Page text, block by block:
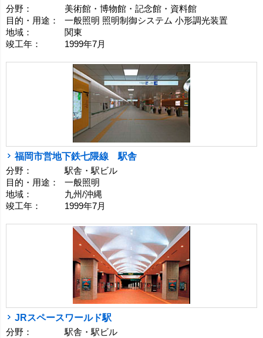
分野：
美術館・博物館・記念館・資料館
目的・用途：
一般照明 照明制御システム 小形調光装置
地域：
関東
竣工年：
1999年7月
福岡市営地下鉄七隈線 駅舎
分野：
駅舎・駅ビル
目的・用途：
一般照明
地域：
九州/沖縄
竣工年：
1999年7月
JRスペースワールド駅
分野：
駅舎・駅ビル